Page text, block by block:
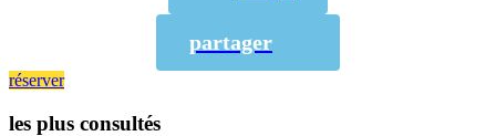
partager
réserver
les plus consultés